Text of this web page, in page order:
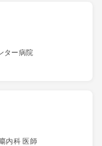
ター病院
内科 医師